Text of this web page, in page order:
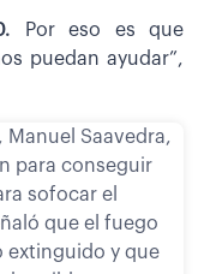
Por eso es que
puedan ayudar”,
Manuel Saavedra,
para conseguir
sofocar el
que el fuego
extinguido y que